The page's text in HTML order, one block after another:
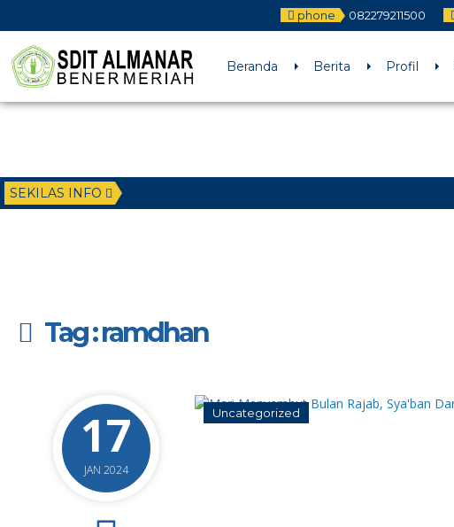
phone 082279211500
Beranda Berita Profil
SEKILAS INFO
Tag : ramdhan
17
JAN 2024
Uncategorized